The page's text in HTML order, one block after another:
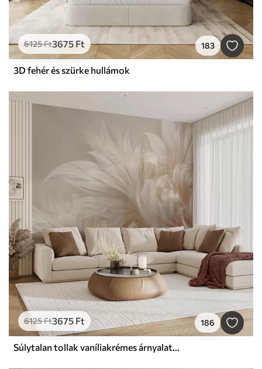
6125Ft3675 Ft 183
3D fehér és szürke hullámok
6125Ft3675 Ft 186
Súlytalan tollak vaníliakrémes árnyalatokban